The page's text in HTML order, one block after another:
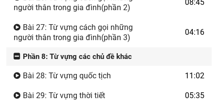
người thân trong gia đình(phần 2)
08:45
Bài 27: Từ vựng cách gọi những
người thân trong gia đình(phần 3)
04:16
Phần 8: Từ vựng các chủ đề khác
Bài 28: Từ vựng quốc tịch 11:02
Bài 29: Từ vựng thời tiết 05:35